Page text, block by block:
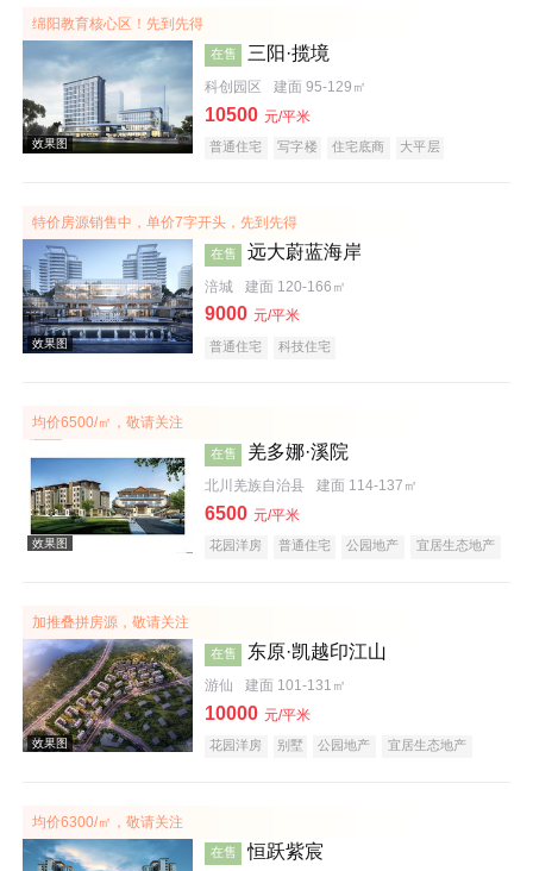
效果图
效果图
绵阳教育核心区！先到先得
效果图
在售 三阳·揽境
科创园区 建面 95-129㎡
10500 元/平米
普通住宅 写字楼 住宅底商 大平层
特价房源销售中，单价7字开头，先到先得
在售 远大蔚蓝海岸
涪城 建面 120-166㎡
9000 元/平米
普通住宅 科技住宅
均价6500/㎡，敬请关注
在售 羌多娜·溪院
北川羌族自治县 建面 114-137㎡
6500 元/平米
花园洋房 普通住宅 公园地产
宜居生态地产
加推叠拼房源，敬请关注
在售 东原·凯越印江山
游仙 建面 101-131㎡
10000 元/平米
花园洋房 别墅 公园地产
宜居生态地产
均价6300/㎡，敬请关注
在售 恒跃紫宸